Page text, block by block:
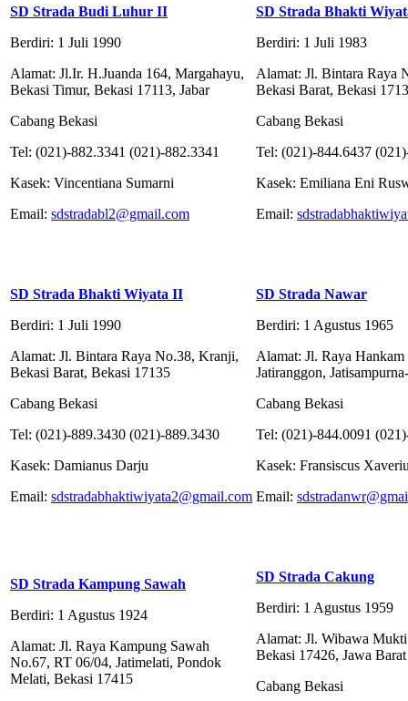
SD Strada Budi Luhur II
Berdiri: 1 Juli 1990
Alamat: Jl.Ir. H.Juanda 164, Margahayu,
Bekasi Timur, Bekasi 17113, Jabar
Cabang Bekasi
Tel: (021)-882.3341 (021)-882.3341
Kasek: Vincentiana Sumarni
Email: sdstradabl2@gmail.com
SD Strada Bhakti
Berdiri: 1 Juli 1983
Alamat: Jl. Bintara Raya
Bekasi Barat, Bekasi
Cabang Bekasi
Tel: (021)-844.6437
Kasek: Emiliana Eni
Email:
SD Strada Bhakti Wiyata II
Berdiri: 1 Juli 1990
Alamat: Jl. Bintara Raya No.38, Kranji,
Bekasi Barat, Bekasi 17135
Cabang Bekasi
Tel: (021)-889.3430 (021)-889.3430
Kasek: Damianus Darju
Email: sdstradabhaktiwiyata2@gmail.com
SD Strada Nawar
Berdiri: 1 Agustus 1965
Alamat: Jl. Raya
Jatiranggon,
Cabang Bekasi
Tel: (021)-844.0091
Kasek: Fransiscus
Email:
SD Strada Kampung Sawah
Berdiri: 1 Agustus 1924
Alamat: Jl. Raya Kampung Sawah
No.67, RT 06/04, Jatimelati, Pondok
Melati, Bekasi 17415
SD Strada Cakung
Berdiri: 1 Agustus 1959
Alamat: Jl. Wibawa
Bekasi 17426, Jawa Barat
Cabang Bekasi